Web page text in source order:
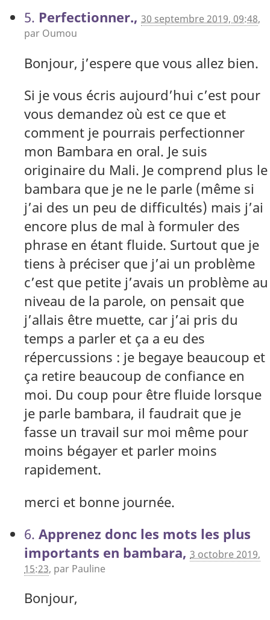
5. Perfectionner., 30 septembre 2019, 09:48,
par Oumou
Bonjour, j’espere que vous allez bien.
Si je vous écris aujourd’hui c’est pour
vous demandez où est ce que et
comment je pourrais perfectionner
mon Bambara en oral. Je suis
originaire du Mali. Je comprend plus le
bambara que je ne le parle (même si
j’ai des un peu de difficultés) mais j’ai
encore plus de mal à formuler des
phrase en étant fluide. Surtout que je
tiens à préciser que j’ai un problème
c’est que petite j’avais un problème au
niveau de la parole, on pensait que
j’allais être muette, car j’ai pris du
temps a parler et ça a eu des
répercussions : je begaye beaucoup et
ça retire beaucoup de confiance en
moi. Du coup pour être fluide lorsque
je parle bambara, il faudrait que je
fasse un travail sur moi même pour
moins bégayer et parler moins
rapidement.
merci et bonne journée.
6. Apprenez donc les mots les plus
importants en bambara, 3 octobre 2019,
15:23, par Pauline
Bonjour,